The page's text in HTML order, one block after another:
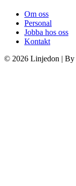
Om oss
Personal
Jobba hos oss
Kontakt
© 2026 Linjedon | By